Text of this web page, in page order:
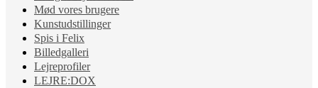
Mød vores brugere
Kunstudstillinger
Spis i Felix
Billedgalleri
Lejreprofiler
LEJRE:DOX